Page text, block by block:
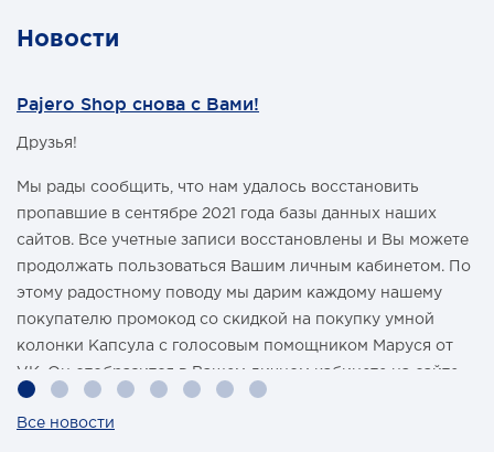
Новости
Pajero Shop снова с Вами!
Друзья!
Мы рады сообщить, что нам удалось восстановить
пропавшие в сентябре 2021 года базы данных наших
сайтов. Все учетные записи восстановлены и Вы можете
продолжать пользоваться Вашим личным кабинетом. По
этому радостному поводу мы дарим каждому нашему
покупателю промокод со скидкой на покупку умной
колонки Капсула с голосовым помощником Маруся от
VK. Он отобразится в Вашем личном кабинете на сайте
магазина Pajero Shop 14 февраля.
Все новости